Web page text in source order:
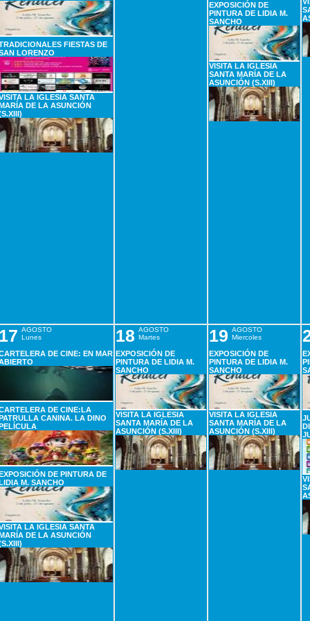
FIESTAS DE
LORENZO
LA IGLESIA SANTA
DE LA ASUNCIÓN
EXPOSICIÓN DE
PINTURA DE LIDIA M.
SANCHO
VISITA LA IGLESIA
SANTA MARÍA DE LA
ASUNCIÓN (S.XIII)
AGOSTO
Lunes
DE CINE: EN MAR
DE CINE:LA
CANINA. LA DINO
DE PINTURA DE
M. SANCHO
LA IGLESIA SANTA
DE LA ASUNCIÓN
18 AGOSTO
Martes
EXPOSICIÓN DE
PINTURA DE LIDIA M.
SANCHO
VISITA LA IGLESIA
SANTA MARÍA DE LA
ASUNCIÓN (S.XIII)
19 AGOSTO
Miercoles
EXPOSICIÓN DE
PINTURA DE LIDIA M.
SANCHO
VISITA LA IGLESIA
SANTA MARÍA DE LA
ASUNCIÓN (S.XIII)